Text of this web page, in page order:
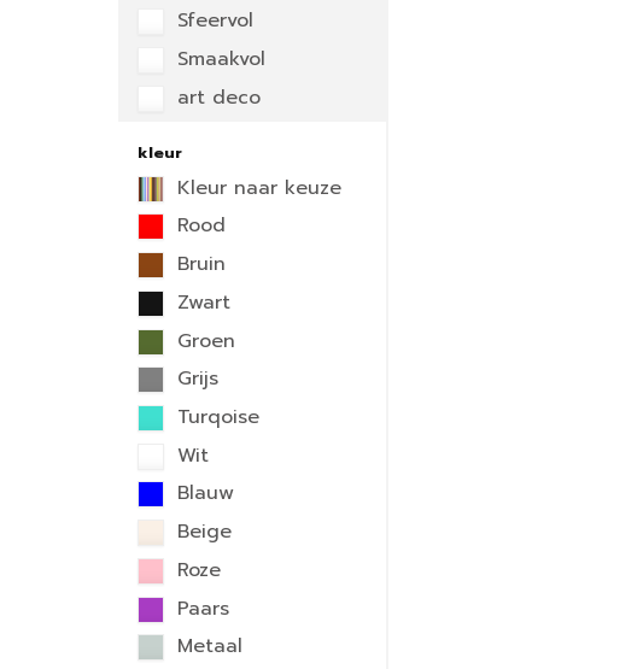
Sfeervol
Smaakvol
art deco
kleur
Kleur naar keuze
Rood
Bruin
Zwart
Groen
Grijs
Turqoise
Wit
Blauw
Beige
Roze
Paars
Metaal